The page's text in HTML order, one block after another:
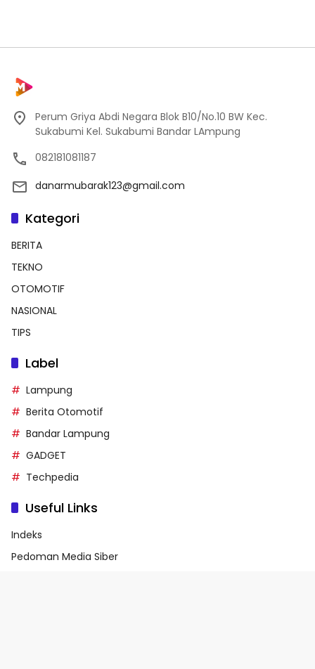
Perum Griya Abdi Negara Blok B10/No.10 BW Kec.
Sukabumi Kel. Sukabumi Bandar LAmpung
082181081187
danarmubarak123@gmail.com
Kategori
BERITA
TEKNO
OTOMOTIF
NASIONAL
TIPS
Label
Lampung
Berita Otomotif
Bandar Lampung
GADGET
Techpedia
Useful Links
Indeks
Pedoman Media Siber